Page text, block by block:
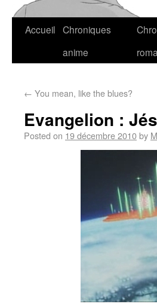
Accueil Chroniques
anime
← You mean, like the blues?
Evangelion :
Posted on 19 décembre 2010by